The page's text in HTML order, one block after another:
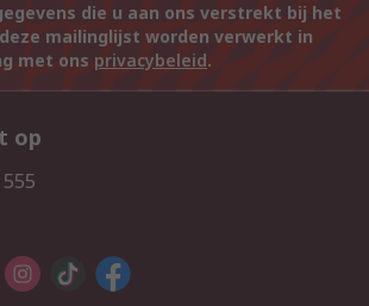
die u aan ons verstrekt bij het
mailinglijst worden verwerkt in
met ons privacybeleid.
op